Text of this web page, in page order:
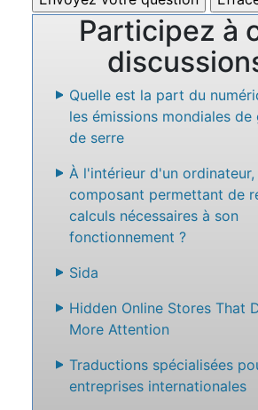
Participez à
Quelle est la part du
les émissions mondiales
de serre
À l'intérieur d'un
composant permettant de
calculs nécessaires à son
fonctionnement ?
Sida
Hidden Online Stores That
More Attention
Traductions spécialisées
entreprises internationales